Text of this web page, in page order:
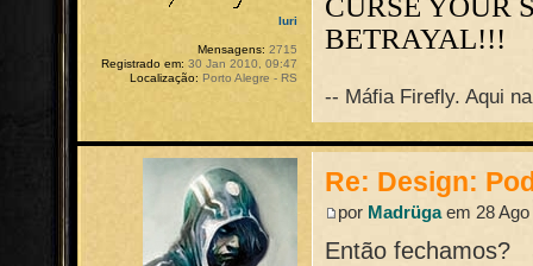
CURSE YOUR
BETRAYAL!!!
-- Máfia Firefly. Aqui
Iuri
Mensagens: 2715
Registrado em: 30 Jan 2010, 09:47
Localização: Porto Alegre - RS
Re: Design:
por Madrügaem 28 Ago
Então fechamos?